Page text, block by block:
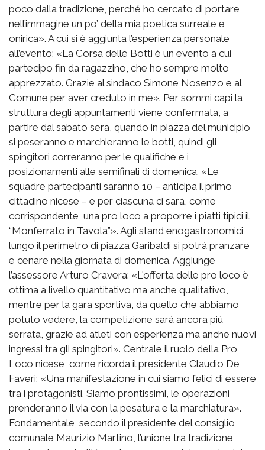
poco dalla tradizione, perché ho cercato di portare
nell’immagine un po’ della mia poetica surreale e
onirica». A cui si è aggiunta l’esperienza personale
all’evento: «La Corsa delle Botti è un evento a cui
partecipo fin da ragazzino, che ho sempre molto
apprezzato. Grazie al sindaco Simone Nosenzo e al
Comune per aver creduto in me». Per sommi capi la
struttura degli appuntamenti viene confermata, a
partire dal sabato sera, quando in piazza del municipio
si peseranno e marchieranno le botti, quindi gli
spingitori correranno per le qualifiche e i
posizionamenti alle semifinali di domenica. «Le
squadre partecipanti saranno 10 – anticipa il primo
cittadino nicese – e per ciascuna ci sarà, come
corrispondente, una pro loco a proporre i piatti tipici il
“Monferrato in Tavola”». Agli stand enogastronomici
lungo il perimetro di piazza Garibaldi si potrà pranzare
e cenare nella giornata di domenica. Aggiunge
l’assessore Arturo Cravera: «L'offerta delle pro loco è
ottima a livello quantitativo ma anche qualitativo,
mentre per la gara sportiva, da quello che abbiamo
potuto vedere, la competizione sarà ancora più
serrata, grazie ad atleti con esperienza ma anche nuovi
ingressi tra gli spingitori». Centrale il ruolo della Pro
Loco nicese, come ricorda il presidente Claudio De
Faveri: «Una manifestazione in cui siamo felici di essere
tra i protagonisti. Siamo prontissimi, le operazioni
prenderanno il via con la pesatura e la marchiatura».
Fondamentale, secondo il presidente del consiglio
comunale Maurizio Martino, l’unione tra tradizione